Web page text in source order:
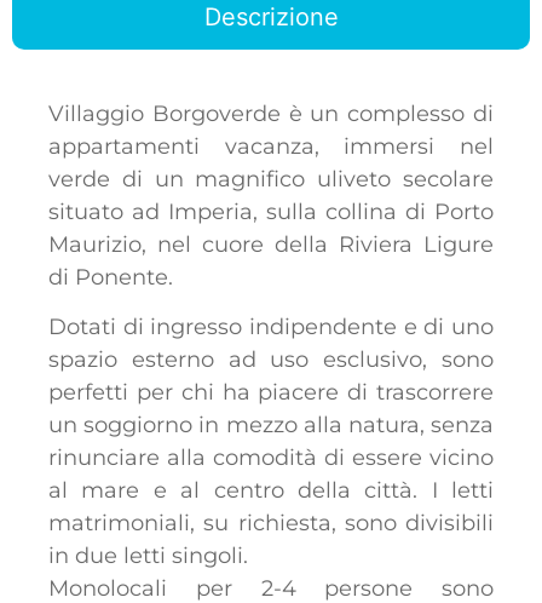
Descrizione
Villaggio Borgoverde è un complesso di
appartamenti vacanza, immersi nel
verde di un magnifico uliveto secolare
situato ad Imperia, sulla collina di Porto
Maurizio, nel cuore della Riviera Ligure
di Ponente.
Dotati di ingresso indipendente e di uno
spazio esterno ad uso esclusivo, sono
perfetti per chi ha piacere di trascorrere
un soggiorno in mezzo alla natura, senza
rinunciare alla comodità di essere vicino
al mare e al centro della città. I letti
matrimoniali, su richiesta, sono divisibili
in due letti singoli.
Monolocali per 2-4 persone sono